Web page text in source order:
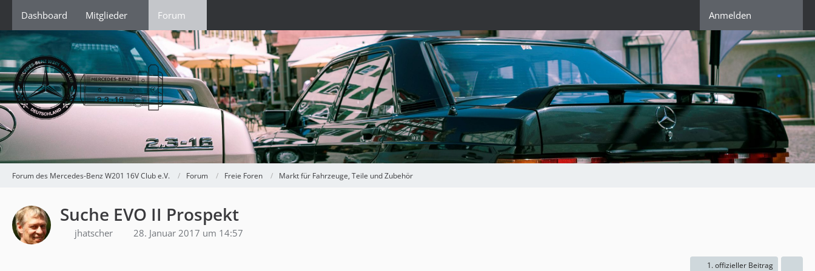
Dashboard Mitglieder Forum Anmelden
Forum des Mercedes-Benz W201 16V Club e.V. Forum Freie Foren Markt für Fahrzeuge, Teile und Zubehör
Suche EVO II Prospekt
jhatscher 28. Januar 2017 um 14:57
1. offizieller Beitrag